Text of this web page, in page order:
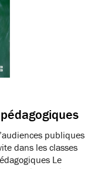
publiques
dans les classes
Le